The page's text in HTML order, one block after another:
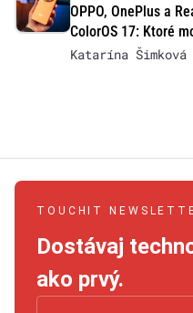
OPPO, OnePlus a
ColorOS 17: Ktoré
Katarína Šimková
TOUCHIT
Dostávaj
ako prvý.